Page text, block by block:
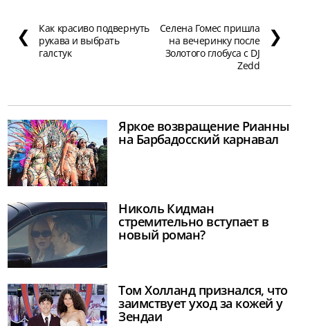
❮
Как красиво подвернуть
рукава и выбрать
галстук
Селена Гомес пришла
на вечеринку после
Золотого глобуса с DJ
Zedd
❯
Яркое возвращение Рианны
на Барбадосский карнавал
Николь Кидман
стремительно вступает в
новый роман?
Том Холланд признался, что
заимствует уход за кожей у
Зендаи